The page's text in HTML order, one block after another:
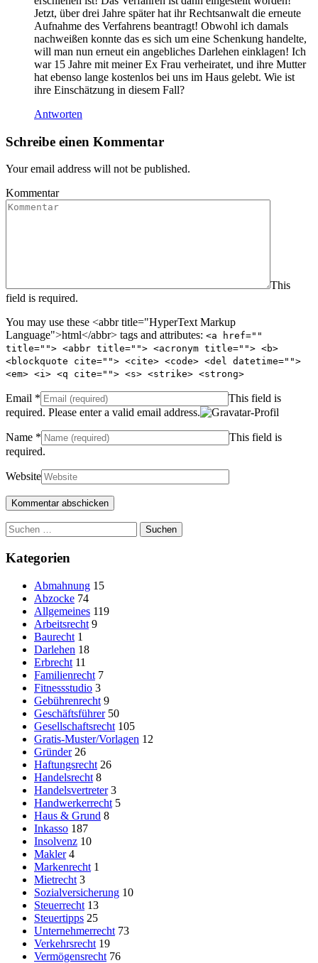
Jetzt, über drei Jahre später hat ihr Rechtsanwalt die erneute
Aufnahme des Verfahrens beantragt! Obwohl ich damals
nachweißen konnte das es sich um eine Schenkung handelte,
will man nun erneut ein angebliches Darlehen einklagen! Ich
war 15 Jahre mit meiner Ex Frau verheiratet, und ihre Mutter
hat ebenso lange kostenlos bei uns im Haus gelebt. Wie ist
ihre Einschätzung in diesem Fall?
Antworten
Schreibe einen Kommentar
Your email address will not be published.
Kommentar
This
field is required.
You may use these <abbr title="HyperText Markup
Language">html</abbr> tags and attributes: <a href=""
title=""> <abbr title=""> <acronym title=""> <b>
<blockquote cite=""> <cite> <code> <del datetime="">
<em> <i> <q cite=""> <s> <strike> <strong>
Email *
This field is
required. Please enter a valid email address.
Name *
This field is
required.
Website
Suchen
nach:
Kategorien
Abmahnung 15
Abzocke 74
Allgemeines 119
Arbeitsrecht 9
Baurecht 1
Darlehen 18
Erbrecht 11
Familienrecht 7
Fitnessstudio 3
Gebührenrecht 9
Geschäftsführer 50
Gesellschaftsrecht 105
Gratis-Muster/Vorlagen 12
Gründer 26
Haftungsrecht 26
Handelsrecht 8
Handelsvertreter 3
Handwerkerrecht 5
Haus & Grund 8
Inkasso 187
Insolvenz 10
Makler 4
Markenrecht 1
Mietrecht 3
Sozialversicherung 10
Steuerrecht 13
Steuertipps 25
Unternehmerrecht 73
Verkehrsrecht 19
Vermögensrecht 76